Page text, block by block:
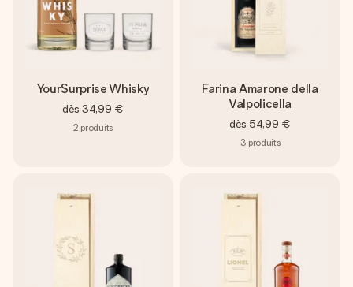
YourSurprise Whisky
dès 34,99 €
2 produits
Farina Amarone della
Valpolicella
dès 54,99 €
3 produits